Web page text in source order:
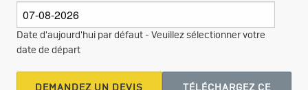
Date d'aujourd'hui par défaut - Veuillez sélectionner votre
date de départ
DEMANDEZ UN DEVIS
TÉLÉCHARGEZ CE